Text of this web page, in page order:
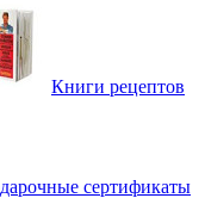
Книги рецептов
сертификаты